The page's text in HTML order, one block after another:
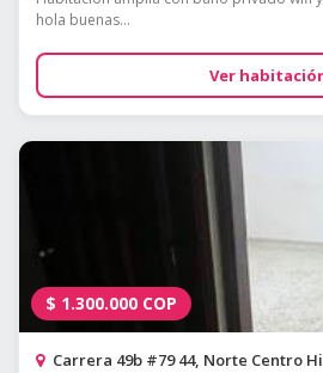
hola buenas...
Ver
$ 1.300.000 COP
Carrera 49b #79 44, Norte Centro